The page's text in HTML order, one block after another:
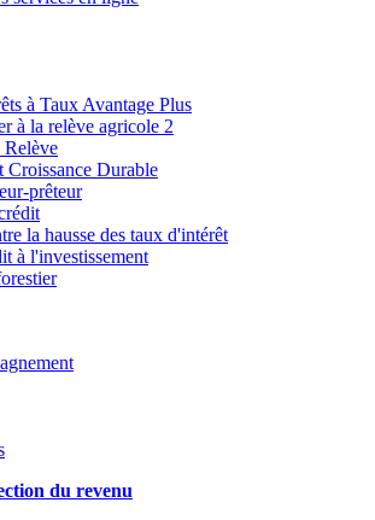
à Taux Avantage Plus
à la relève agricole 2
Croissance Durable
prêteur
la hausse des taux d'intérêt
à l'investissement
du revenu